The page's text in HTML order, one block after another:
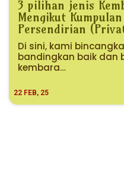
3 pilihan jenis
Mengikut
Persendirian
22 FEB, 25
Di sini, kami
bandingkan baik dan
kembara…